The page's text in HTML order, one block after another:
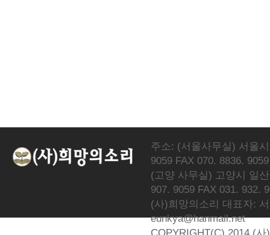
주소: (서울사무실) 서울
9059 FAX 070. 8836. 9059
(고양 사무실) 고양시 일
907. 9059 FAX 031. 932.
(사)희망의소리 대표자:
eunkya@hanmail.net